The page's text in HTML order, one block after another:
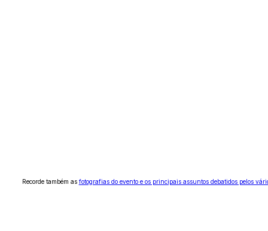
Recorde também as fotografias do evento e os principais assuntos debatidos pelos